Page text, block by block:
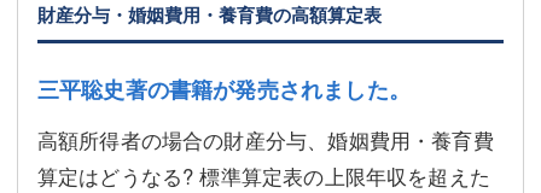
財産分与・婚姻費用・養育費の高額算定表
三平聡史著の書籍が発売されました。
高額所得者の場合の財産分与、婚姻費用・養育費
算定はどうなる? 標準算定表の上限年収を超えた